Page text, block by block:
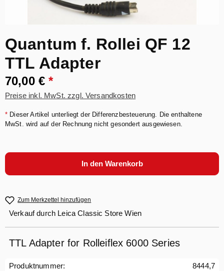
Quantum f. Rollei QF 12
TTL Adapter
70,00 €*
Preise inkl. MwSt. zzgl. Versandkosten
* Dieser Artikel unterliegt der Differenzbesteuerung. Die enthaltene
MwSt. wird auf der Rechnung nicht gesondert ausgewiesen.
In den Warenkorb
Zum Merkzettel hinzufügen
Verkauf durch Leica Classic Store Wien
TTL Adapter for Rolleiflex 6000 Series
Produktnummer: 8444,7